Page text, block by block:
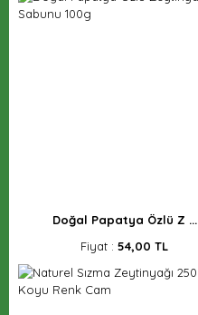
Doğal Papatya Özlü Z ...
Fiyat : 54,00 TL